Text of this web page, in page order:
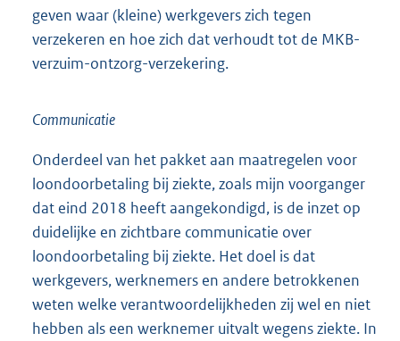
geven waar (kleine) werkgevers zich tegen
verzekeren en hoe zich dat verhoudt tot de MKB-
verzuim-ontzorg-verzekering.
Communicatie
Onderdeel van het pakket aan maatregelen voor
loondoorbetaling bij ziekte, zoals mijn voorganger
dat eind 2018 heeft aangekondigd, is de inzet op
duidelijke en zichtbare communicatie over
loondoorbetaling bij ziekte. Het doel is dat
werkgevers, werknemers en andere betrokkenen
weten welke verantwoordelijkheden zij wel en niet
hebben als een werknemer uitvalt wegens ziekte. In